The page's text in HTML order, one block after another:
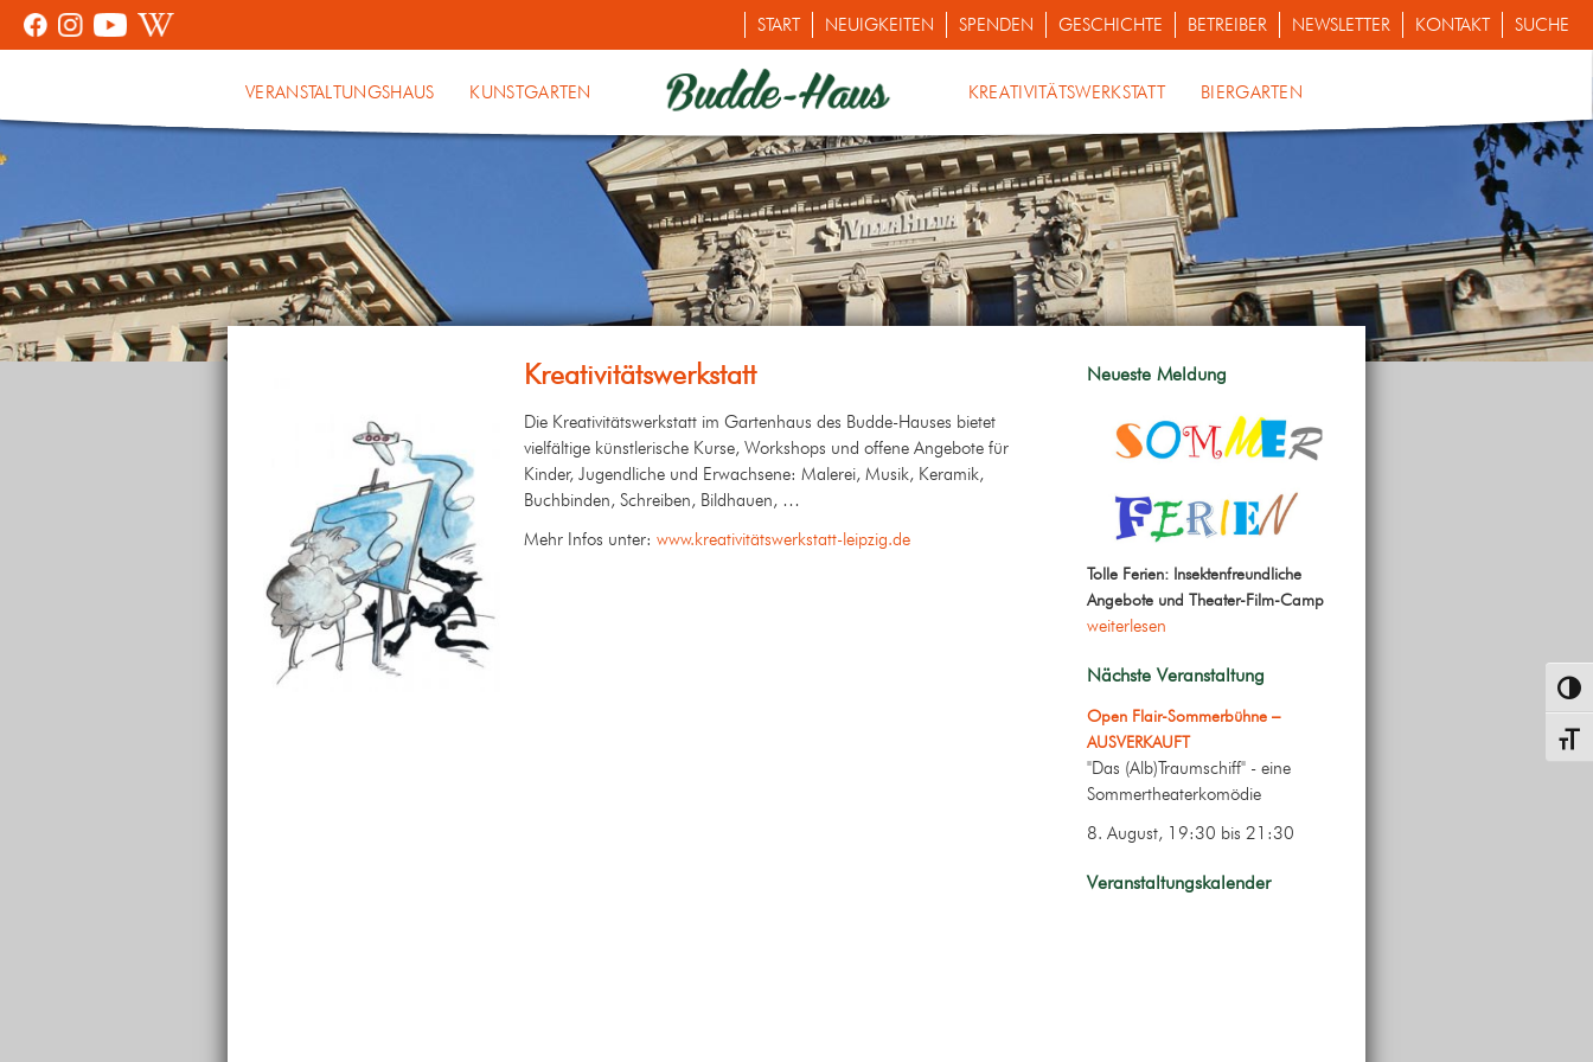
START NEUIGKEITEN SPENDEN GESCHICHTE BETREIBER NEWSLETTER KONTAKT SUCHE
VERANSTALTUNGSHAUS KUNSTGARTEN KREATIVITÄTSWERKSTATT BIERGARTEN
Kreativitätswerkstatt
Die Kreativitätswerkstatt im Gartenhaus des Budde-Hauses bietet
vielfältige künstlerische Kurse, Workshops und offene Angebote für
Kinder, Jugendliche und Erwachsene: Malerei, Musik, Keramik,
Buchbinden, Schreiben, Bildhauen, …
Mehr Infos unter: www.kreativitätswerkstatt-leipzig.de
Neueste Meldung
Tolle Ferien: Insektenfreundliche
Angebote und Theater-Film-Camp
weiterlesen
Nächste Veranstaltung
Open Flair-Sommerbühne –
AUSVERKAUFT
"Das (Alb)Traumschiff" - eine
Sommertheaterkomödie
8. August, 19:30 bis 21:30
Veranstaltungskalender